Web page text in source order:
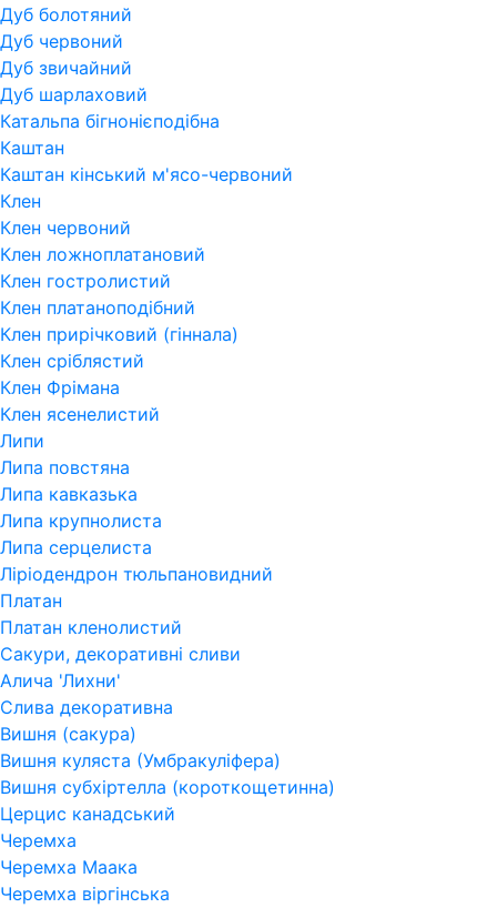
Дуб болотяний
Дуб червоний
Дуб звичайний
Дуб шарлаховий
Катальпа бігнонієподібна
Каштан
Каштан кінський м'ясо-червоний
Клен
Клен червоний
Клен ложноплатановий
Клен гостролистий
Клен платаноподібний
Клен прирічковий (гіннала)
Клен сріблястий
Клен Фрімана
Клен ясенелистий
Липи
Липа повстяна
Липа кавказька
Липа крупнолиста
Липа серцелиста
Ліріодендрон тюльпановидний
Платан
Платан кленолистий
Сакури, декоративні сливи
Алича 'Лихни'
Слива декоративна
Вишня (сакура)
Вишня куляста (Умбракуліфера)
Вишня субхіртелла (короткощетинна)
Церцис канадський
Черемха
Черемха Маака
Черемха віргінська